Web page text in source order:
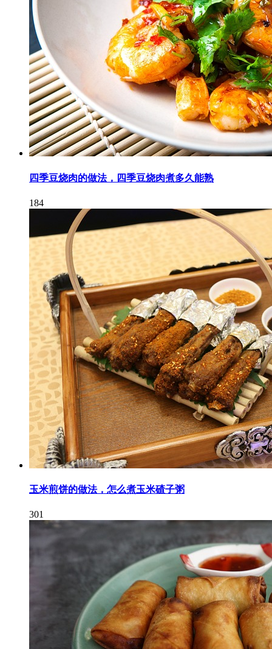
四季豆烧肉的做法，四季豆烧肉煮多久能熟
184
玉米煎饼的做法，怎么煮玉米碴子粥
301